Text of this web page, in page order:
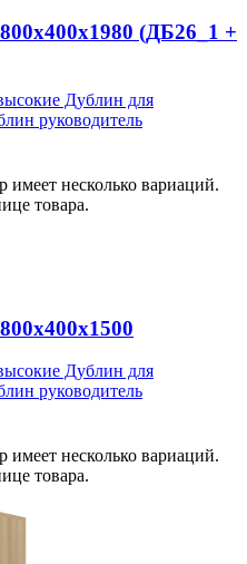
(ДБ26_1 +
Дублин для
руководитель
имеет несколько вариаций.
товара.
Дублин для
руководитель
имеет несколько вариаций.
товара.